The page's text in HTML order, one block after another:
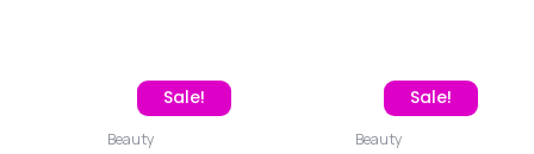
Sale!
Beauty
Original price was: 80,00 EGP.
Current price is: 70,00 EGP. Sale!
Beauty
Original price was:
Current price